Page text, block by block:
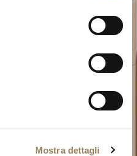
Mostra dettagli
momento
orologiere in una delle